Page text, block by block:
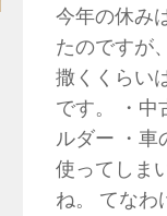
今年の休み
たのですが
撒くくらい
です。 ・
ルダー ・車
使ってしま
ね。 てなわ